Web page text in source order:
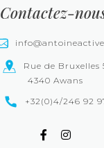
Contactez-
Rue de Bruxelles
4340 Awans
+32(0)4/246 92